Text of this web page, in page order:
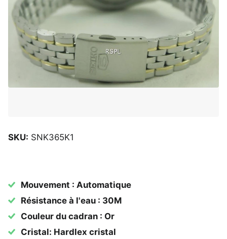
SKU: SNK365K1
Mouvement : Automatique
Résistance à l'eau : 30M
Couleur du cadran : Or
Cristal: Hardlex cristal